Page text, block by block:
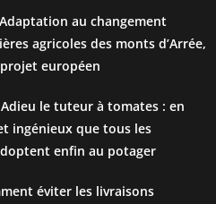
Adaptation au changement
agricoles des monts d’Arrée,
européen
Adieu le tuteur à tomates : en
ingénieux que tous les
enfin au potager
éviter les livraisons